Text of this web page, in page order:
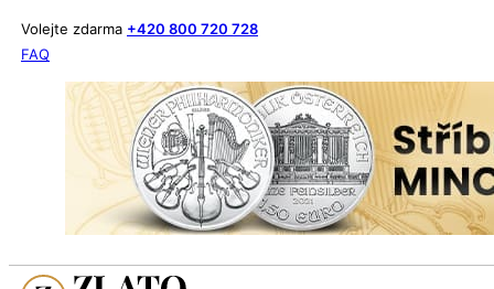
Volejte zdarma +420 800 720 728
FAQ